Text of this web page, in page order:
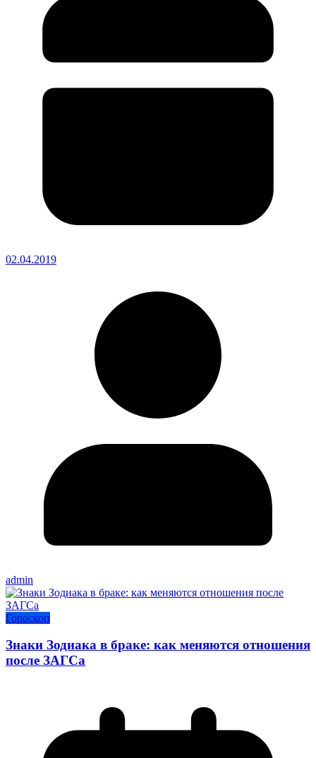
02.04.2019
admin
Гороскоп
Знаки Зодиака в браке: как меняются отношения
после ЗАГСа